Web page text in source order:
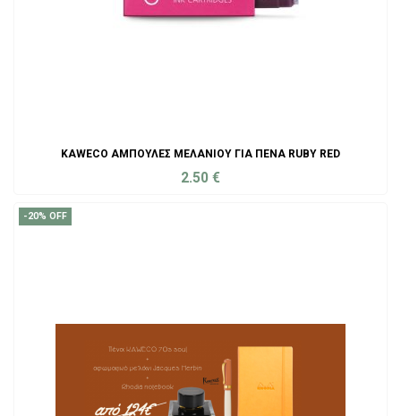
KAWECO ΑΜΠΟΎΛΕΣ ΜΕΛΑΝΙΟΎ ΓΙΑ ΠΈΝΑ RUBY RED
2.50 €
-20% OFF